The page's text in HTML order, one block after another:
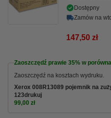
Dostępny
Zamów na
147,50 zł
Zaoszczędź prawie 35% w
Zaoszczędź na kosztach wydruku.
Xerox 008R13089 pojemnik na
123drukuj
99,00 zł